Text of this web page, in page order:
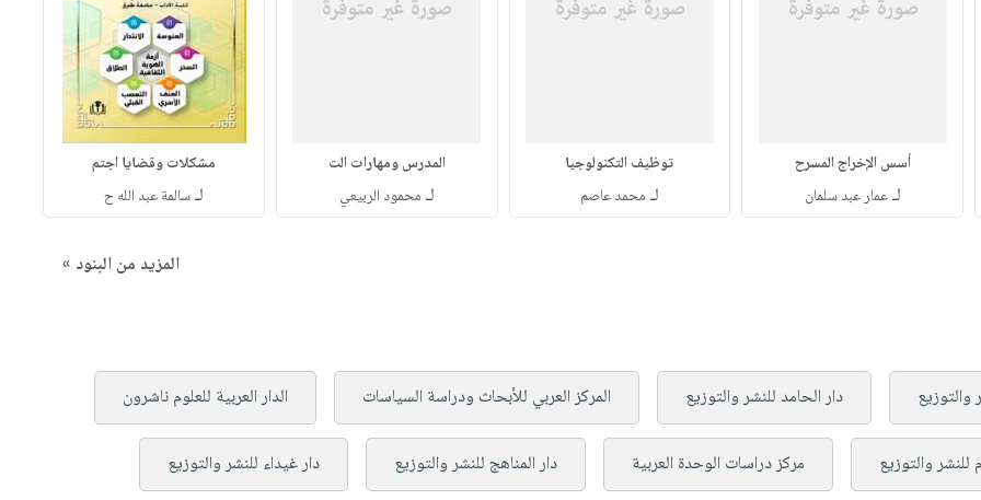
أسس الإخراج المسرح
لـعمار عبد سلمان
توظيف التكنولوجيا
لـ محمد عاصم
المدرس ومهارات الت
لـ محمود الربيعي
مشكلات وقضايا اجتم
لـسالمة عبد الله ح
المزيد من البنود »
والتوزيع دار الحامد للنشر والتوزيع المركز العربي للأبحاث ودراسة السياسات الدار العربية للعلوم ناشرون
للنشر والتوزيع مركز دراسات الوحدة العربية دار المناهج للنشر والتوزيع دار غيداء للنشر والتوزيع